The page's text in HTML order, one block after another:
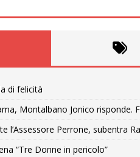
di felicità
Montalbano Jonico
l’Assessore Perrone, subentra
“Tre Donne in pericolo”